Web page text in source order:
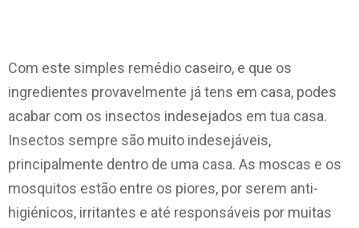
Com este simples remédio caseiro, e que os
ingredientes provavelmente já tens em casa, podes
acabar com os insectos indesejados em tua casa.
Insectos sempre são muito indesejáveis,
principalmente dentro de uma casa. As moscas e os
mosquitos estão entre os piores, por serem anti-
higiénicos, irritantes e até responsáveis por muitas